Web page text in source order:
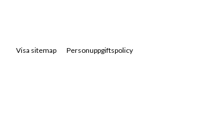
Visa sitemap Personuppgiftspolicy